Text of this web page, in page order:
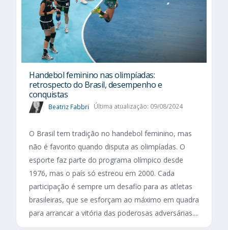
Handebol feminino nas olimpíadas:
retrospecto do Brasil, desempenho e
conquistas
Beatriz Fabbri Última atualização: 09/08/2024
O Brasil tem tradição no handebol feminino, mas
não é favorito quando disputa as olimpíadas. O
esporte faz parte do programa olímpico desde
1976, mas o país só estreou em 2000. Cada
participação é sempre um desafio para as atletas
brasileiras, que se esforçam ao máximo em quadra
para arrancar a vitória das poderosas adversárias....